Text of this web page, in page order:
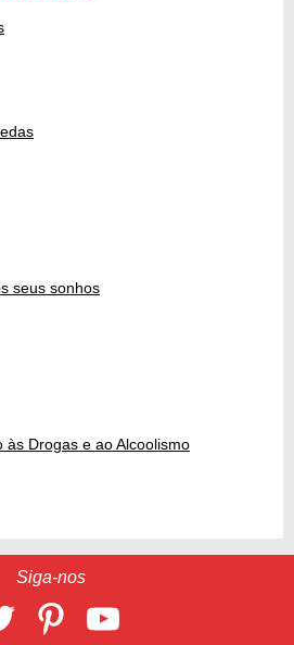
seus sonhos
Drogas e ao Alcoolismo
Siga-nos